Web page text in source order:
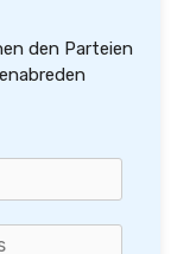
den Parteien